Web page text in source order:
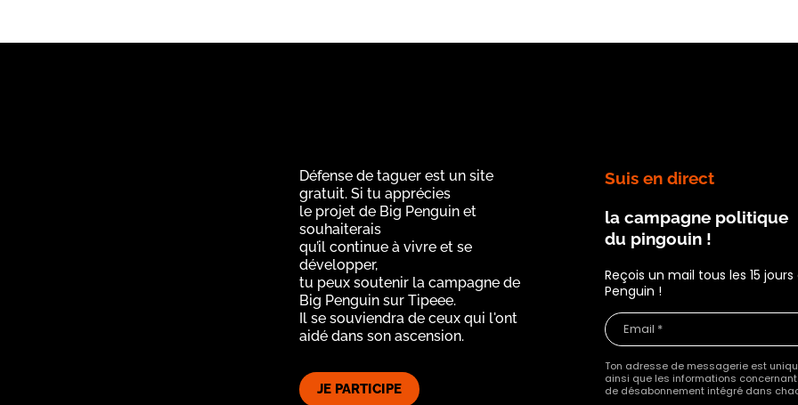
Défense de taguer est un site
gratuit. Si tu apprécies
le projet de Big Penguin et
souhaiterais
qu’il continue à vivre et se
développer,
tu peux soutenir la campagne de
Big Penguin sur Tipeee.
Il se souviendra de ceux qui l'ont
aidé dans son ascension.
JE PARTICIPE
Suis en direct
la campagne politique
du pingouin !
Reçois un mail tous les 15
Penguin !
Ton adresse de messagerie est
ainsi que les informations
de désabonnement intégré dans